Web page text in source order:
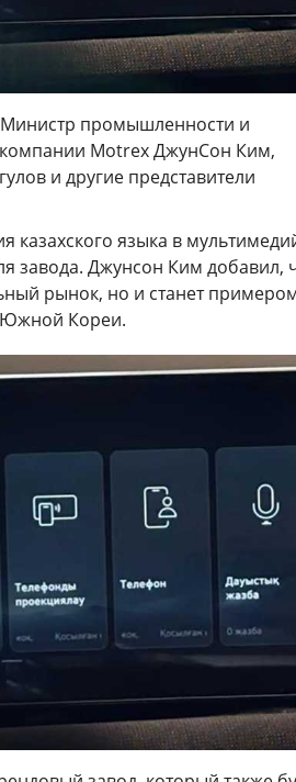
Министр промышленности и
компании Motrex ДжунСон Ким,
и другие представители
казахского языка в
завода. Джунсон Ким добавил,
рынок, но и станет
Южной Кореи.